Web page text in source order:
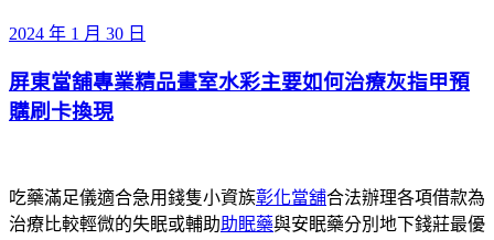
發
於
2024 年 1 月 30 日
屏東當舖專業精品畫室水彩主要如何治療灰指甲預
購刷卡換現
吃藥滿足儀適合急用錢隻小資族彰化當舖合法辦理各項借款為
治療比較輕微的失眠或輔助助眠藥與安眠藥分別地下錢莊最優